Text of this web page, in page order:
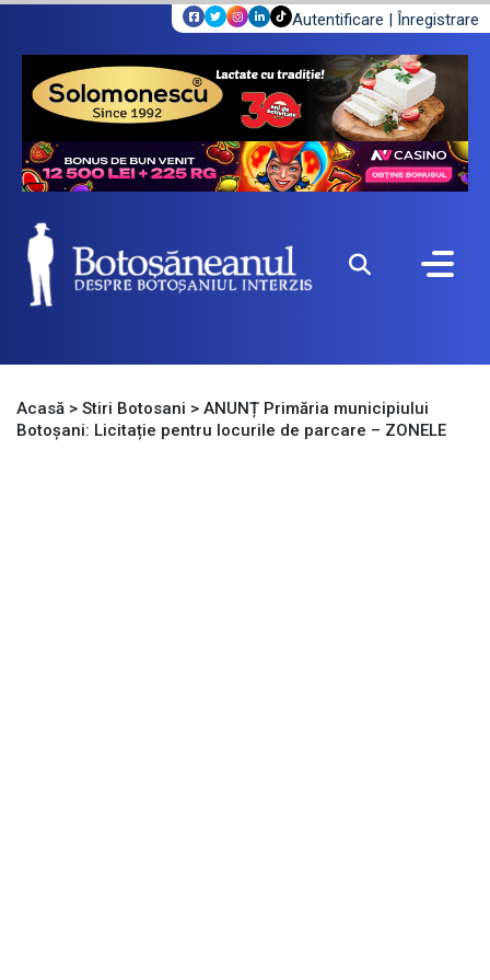
Autentificare | Înregistrare
Acasă > Stiri Botosani > ANUNȚ Primăria municipiului
Botoșani: Licitație pentru locurile de parcare – ZONELE